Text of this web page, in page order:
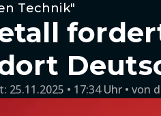
Technik"
25.11.2025 • 17:34 Uhr von